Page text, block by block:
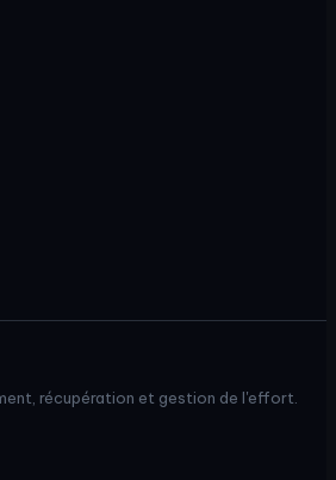
récupération et gestion de l'effort.